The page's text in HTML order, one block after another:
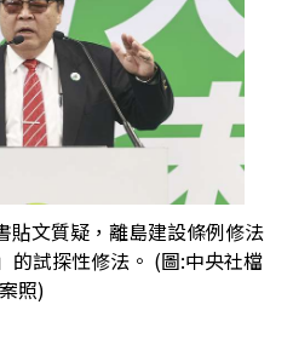
貼文質疑，離島建設條例修法
的試探性修法。 (圖:中央社檔
案照)